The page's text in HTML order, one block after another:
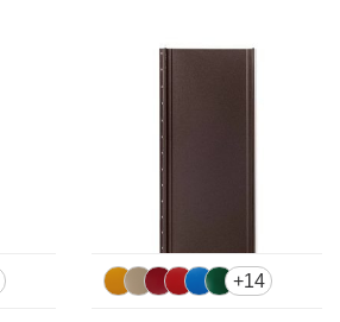
+14